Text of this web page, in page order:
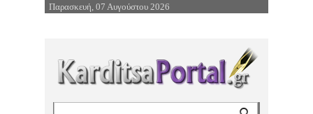
Επιστροφή στην Πλοήγηση
Παρασκευή, 07 Αυγούστου 2026